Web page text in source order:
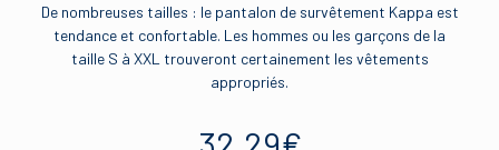
De nombreuses tailles : le pantalon de survêtement Kappa est
tendance et confortable. Les hommes ou les garçons de la
taille S à XXL trouveront certainement les vêtements
appropriés.